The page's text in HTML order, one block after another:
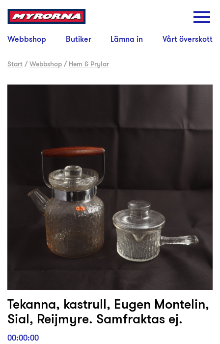
Webbshop Butiker Lämna in Vårt överskott
Start /Webbshop / Hem & Prylar
Tekanna, kastrull, Eugen Montelin,
Sial, Reijmyre. Samfraktas ej.
00:00:00